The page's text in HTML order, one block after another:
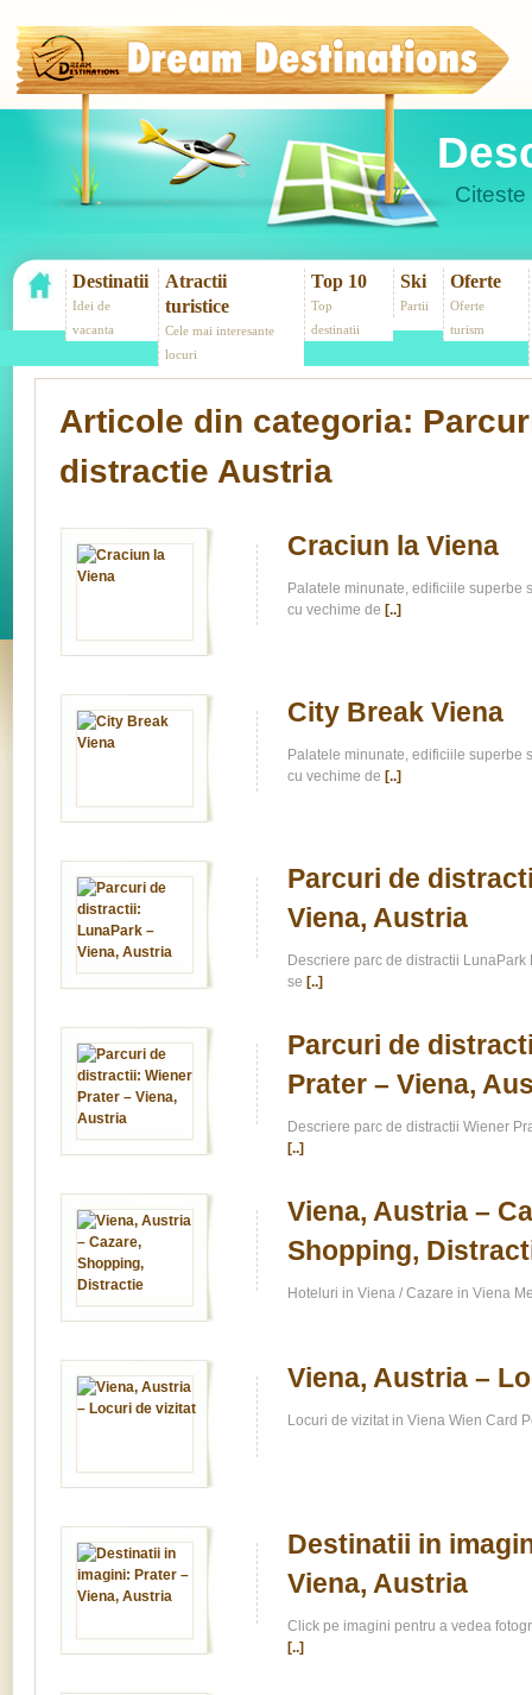
Destinatii
Idei de
vacanta
Atractii
turistice
Cele mai interesante
locuri
Top 10
Top
destinatii
Ski
Partii
Oferte
Oferte
turism
Articole din categoria:
distractie Austria
Craciun la Viena
Palatele minunate, edificiile superbe
cu vechime de [..]
City Break Viena
Palatele minunate, edificiile superbe
cu vechime de [..]
Parcuri de
Viena, Austria
Descriere parc de distractii
se [..]
Parcuri de
Prater – Viena,
Descriere parc de distractii Wiener
[..]
Viena, Austria –
Shopping,
Hoteluri in Viena / Cazare in Viena
Viena, Austria –
Locuri de vizitat in Viena Wien Card
Destinatii in
Viena, Austria
Click pe imagini pentru a vedea
[..]